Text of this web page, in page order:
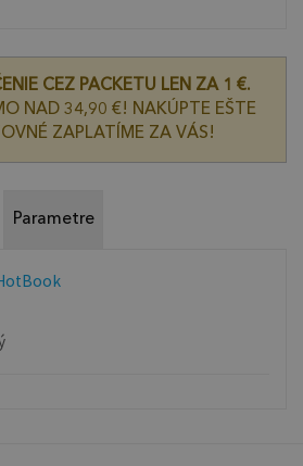
CEZ PACKETU LEN ZA 1 €.
NAD 34,90 €! NAKÚPTE EŠTE
ZAPLATÍME ZA VÁS!
Parametre